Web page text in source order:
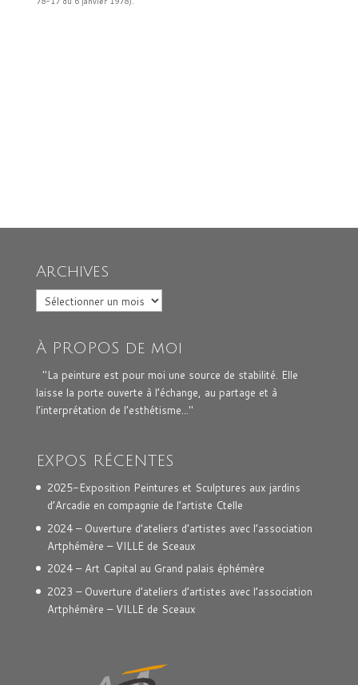
Archives
Archives
À PROPOS de moi
"La peinture est pour moi une source de stabilité. Elle
laisse la porte ouverte à l’échange, au partage et à
l’interprétation de l’esthétisme..."
EXPOS RÉCENTES
2025-Exposition Peintures et Sculptures aux jardins
d’Arcadie en compagnie de l’artiste Ctelle
2024 – Ouverture d’ateliers d’artistes avec l’association
Artphémère – VILLE de Sceaux
2024 – Art Capital au Grand palais éphémère
2023 – Ouverture d’ateliers d’artistes avec l’association
Artphémère – VILLE de Sceaux